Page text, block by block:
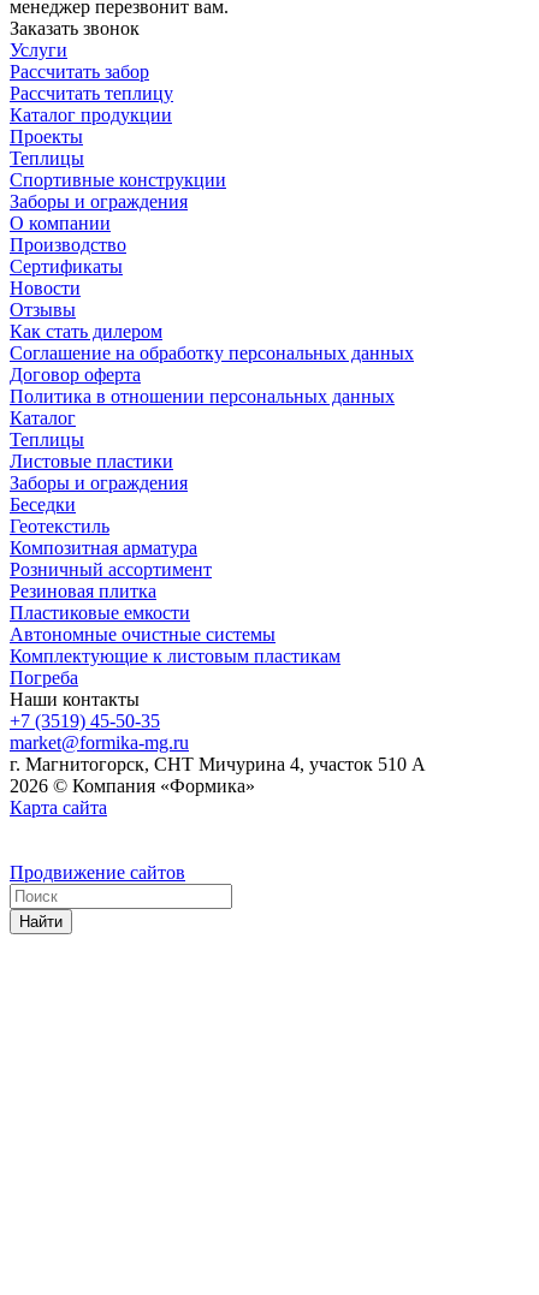
менеджер перезвонит вам.
Заказать звонок
Услуги
Рассчитать забор
Рассчитать теплицу
Каталог продукции
Проекты
Теплицы
Спортивные конструкции
Заборы и ограждения
О компании
Производство
Сертификаты
Новости
Отзывы
Как стать дилером
Соглашение на обработку персональных данных
Договор оферта
Политика в отношении персональных данных
Каталог
Теплицы
Листовые пластики
Заборы и ограждения
Беседки
Геотекстиль
Композитная арматура
Розничный ассортимент
Резиновая плитка
Пластиковые емкости
Автономные очистные системы
Комплектующие к листовым пластикам
Погреба
Наши контакты
+7 (3519) 45-50-35
market@formika-mg.ru
г. Магнитогорск, СНТ Мичурина 4, участок 510 А
2026 © Компания «Формика»
Карта сайта
Продвижение сайтов
Найти